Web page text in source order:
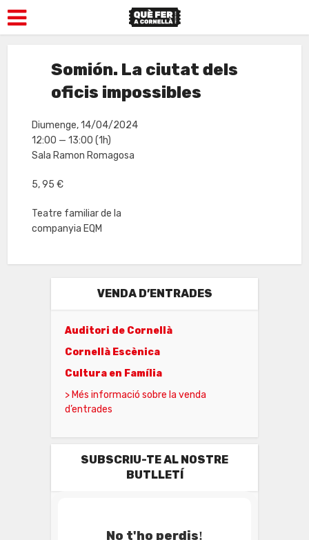
Somión. La ciutat dels
oficis impossibles
Teatre familiar de la
companyia EQM
Diumenge, 14/04/2024
12:00 — 13:00 (1h)
Sala Ramon Romagosa
5, 95 €
VENDA D’ENTRADES
Auditori de Cornellà
Cornellà Escènica
Cultura en Família
> Més informació sobre la venda
d’entrades
SUBSCRIU-TE AL NOSTRE
BUTLLETÍ
No t'ho perdis!